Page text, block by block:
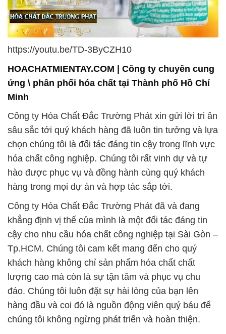
https://youtu.be/TD-3ByCZH10
HOACHATMIENTAY.COM | Công ty chuyên cung
ứng \ phân phối hóa chất tại Thành phố Hồ Chí
Minh
Công ty Hóa Chất Đắc Trường Phát xin gửi lời tri ân
sâu sắc tới quý khách hàng đã luôn tin tưởng và lựa
chọn chúng tôi là đối tác đáng tin cậy trong lĩnh vực
hóa chất công nghiệp. Chúng tôi rất vinh dự và tự
hào được phục vụ và đồng hành cùng quý khách
hàng trong mọi dự án và hợp tác sắp tới.
Công ty Hóa Chất Đắc Trường Phát đã và đang
khẳng định vị thế của mình là một đối tác đáng tin
cậy cho nhu cầu hóa chất công nghiệp tại Sài Gòn –
Tp.HCM. Chúng tôi cam kết mang đến cho quý
khách hàng không chỉ sản phẩm hóa chất chất
lượng cao mà còn là sự tận tâm và phục vụ chu
đáo. Chúng tôi luôn đặt sự hài lòng của bạn lên
hàng đầu và coi đó là nguồn động viên quý báu để
chúng tôi không ngừng phát triển và hoàn thiện.